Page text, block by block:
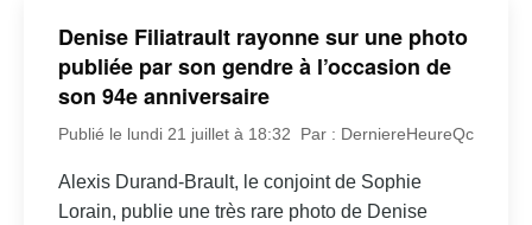
Denise Filiatrault rayonne sur une photo
publiée par son gendre à l’occasion de
son 94e anniversaire
Publié le lundi 21 juillet à 18:32 Par : DerniereHeureQc
Alexis Durand-Brault, le conjoint de Sophie
Lorain, publie une très rare photo de Denise